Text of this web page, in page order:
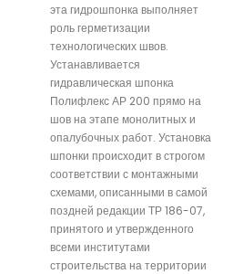
эта гидрошпонка выполняет
роль герметизации
технологических швов.
Устанавливается
гидравлическая шпонка
Полифлекс АР 200 прямо на
шов на этапе монолитных и
опалубочных работ. Установка
шпонки происходит в строгом
соответствии с монтажными
схемами, описанными в самой
поздней редакции ТР 186-07,
принятого и утвержденного
всеми институтами
строительства на территории